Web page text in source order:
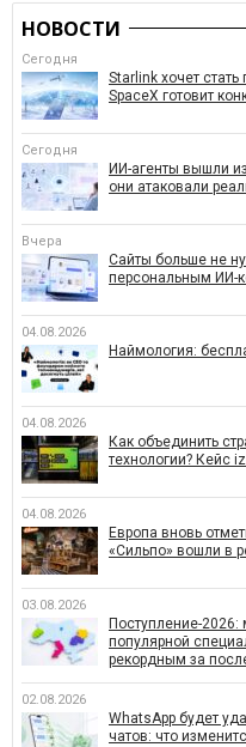
НОВОСТИ
Сегодня
Starlink хочет
SpaceX готовит
Сегодня
ИИ-агенты вышли
они атаковали
Вчера
Сайты больше не
персональным ИИ-
04.08.2026
Наймология:
04.08.2026
Как объединить
технологии? Кейс
04.08.2026
Европа вновь
«Сильпо» вошли в
03.08.2026
Поступление-
популярной
рекордным за
02.08.2026
WhatsApp будет
чатов: что